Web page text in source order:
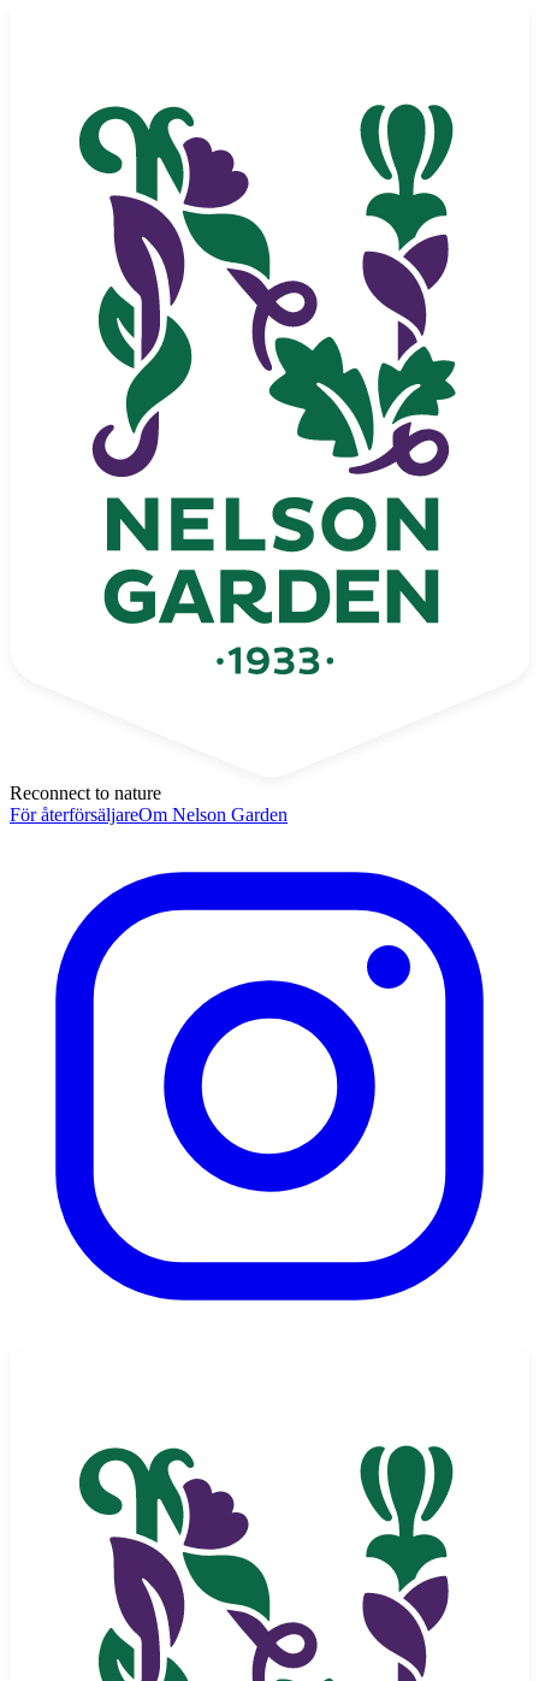
Reconnect to nature
För återförsäljareOm Nelson Garden